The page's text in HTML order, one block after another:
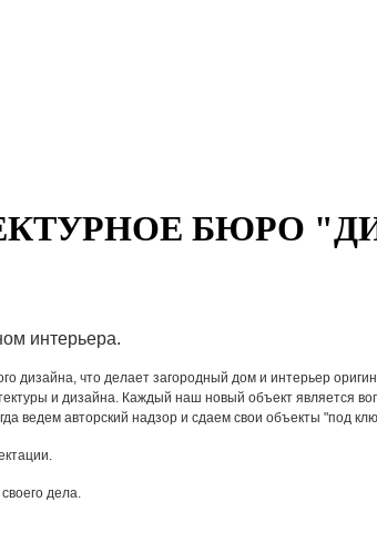
БЮРО
интерьера.
дизайна, что делает загородный дом и интерьер
и дизайна. Каждый наш новый объект является
ведем авторский надзор и сдаем свои объекты "под
дела.